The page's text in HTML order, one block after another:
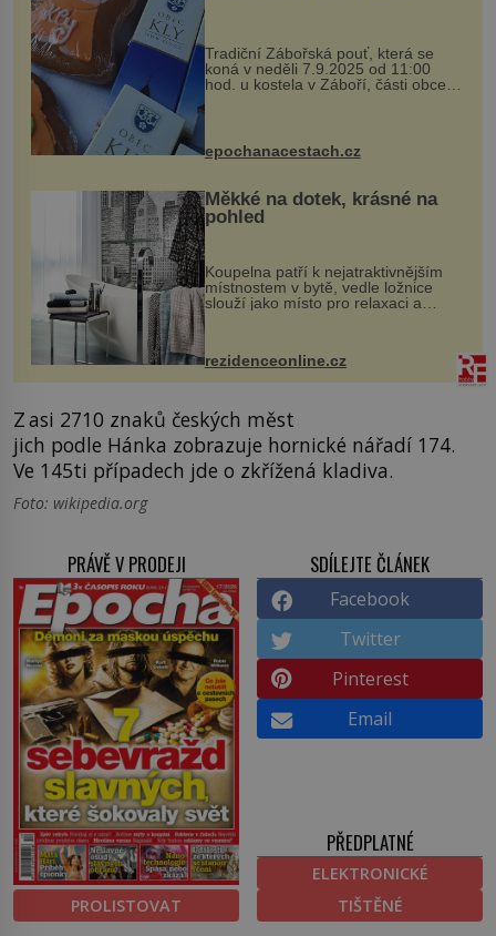
Tradiční Zábořská pouť, která se
koná v neděli 7.9.2025 od 11:00
hod. u kostela v Záboří, části obce
Kly u Mělníka. V programu naleznete
komentovanou prohlídku kostela,
epochanacestach.cz
Měkké na dotek, krásné na
pohled
Koupelna patří k nejatraktivnějším
místnostem v bytě, vedle ložnice
slouží jako místo pro relaxaci a
odpočinek. Koupelnový textil –
ručníky, osušky a koberečky –
mohou jako mávnutím kouzelného
proutku...
rezidenceonline.cz
Z asi 2710 znaků českých měst
jich podle Hánka zobrazuje hornické nářadí 174.
Ve 145ti případech jde o zkřížená kladiva.
Foto: wikipedia.org
PRÁVĚ V PRODEJI
PROLISTOVAT
SDÍLEJTE ČLÁNEK
Facebook
Twitter
Pinterest
Email
PŘEDPLATNÉ
ELEKTRONICKÉ
TIŠTĚNÉ